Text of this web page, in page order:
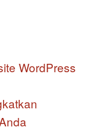
WordPress